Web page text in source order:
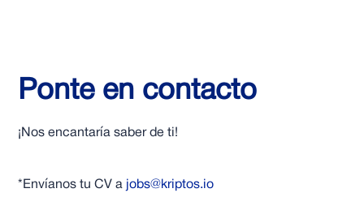
Ponte en contacto
¡Nos encantaría saber de ti!
*Envíanos tu CV a jobs@kriptos.io